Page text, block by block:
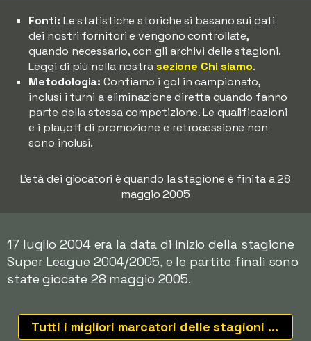
Fonti: Le statistiche storiche si basano sui dati
dei nostri fornitori e vengono controllate,
quando necessario, con gli archivi delle stagioni.
Leggi di più nella nostra sezione Chi siamo.
Metodologia: Contiamo i gol in campionato,
inclusi i turni a eliminazione diretta quando fanno
parte della stessa competizione. Le qualificazioni
e i playoff di promozione e retrocessione non
sono inclusi.
L'età dei giocatori è quando la stagione è finita a 28
maggio 2005
17 luglio 2004 era la data di inizio della stagione
Super League 2004/2005, e le partite finali sono
state giocate 28 maggio 2005.
Tutti i migliori marcatori delle stagioni recenti